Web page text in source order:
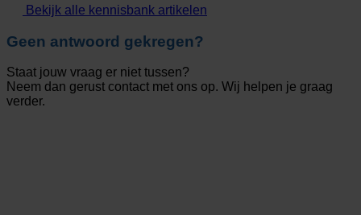
Bekijk alle kennisbank artikelen
Geen antwoord gekregen?
Staat jouw vraag er niet tussen?
Neem dan gerust contact met ons op. Wij helpen je graag
verder.